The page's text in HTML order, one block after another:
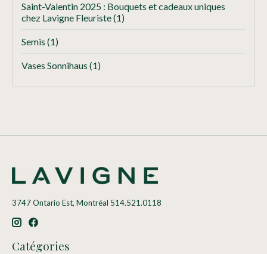
Saint-Valentin 2025 : Bouquets et cadeaux uniques
chez Lavigne Fleuriste(1)
Semis (1)
Vases Sonnihaus (1)
3747 Ontario Est, Montréal 514.521.0118
Catégories